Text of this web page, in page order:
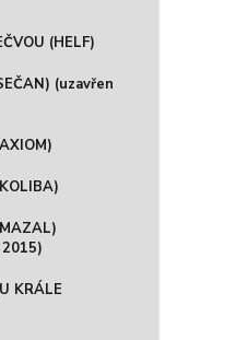
(HELF)
(uzavřen
KRÁLE